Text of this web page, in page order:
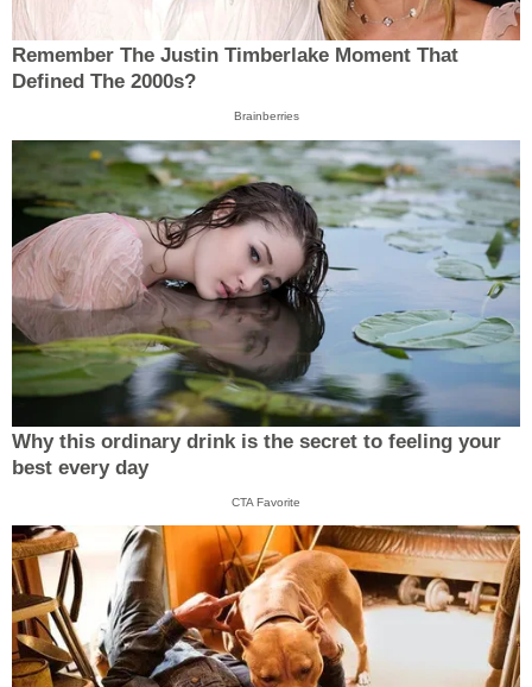
Remember The Justin Timberlake Moment That
Defined The 2000s?
Brainberries
Why this ordinary drink is the secret to feeling your
best every day
CTA Favorite